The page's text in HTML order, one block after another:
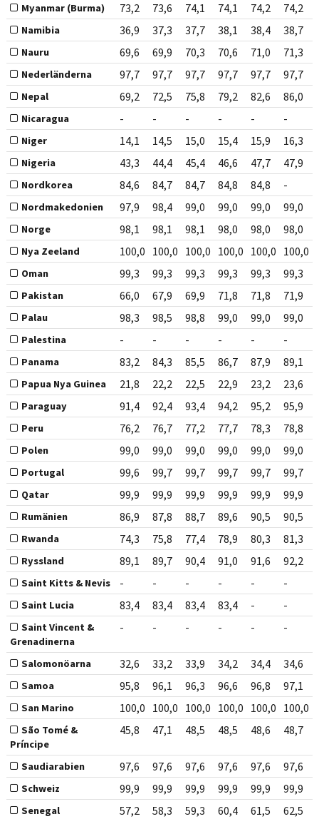
Myanmar (Burma) 73,2 73,6 74,1 74,1 74,2 74,2
Namibia 36,9 37,3 37,7 38,1 38,4 38,7
Nauru 69,6 69,9 70,3 70,6 71,0 71,3
Nederländerna 97,7 97,7 97,7 97,7 97,7 97,7
Nepal 69,2 72,5 75,8 79,2 82,6 86,0
Nicaragua - - - - - -
Niger 14,1 14,5 15,0 15,4 15,9 16,3
Nigeria 43,3 44,4 45,4 46,6 47,7 47,9
Nordkorea 84,6 84,7 84,7 84,8 84,8 -
Nordmakedonien 97,9 98,4 99,0 99,0 99,0 99,0
Norge 98,1 98,1 98,1 98,0 98,0 98,0
Nya Zeeland 100,0 100,0 100,0 100,0 100,0 100,0
Oman 99,3 99,3 99,3 99,3 99,3 99,3
Pakistan 66,0 67,9 69,9 71,8 71,8 71,9
Palau 98,3 98,5 98,8 99,0 99,0 99,0
Palestina - - - - - -
Panama 83,2 84,3 85,5 86,7 87,9 89,1
Papua Nya Guinea 21,8 22,2 22,5 22,9 23,2 23,6
Paraguay 91,4 92,4 93,4 94,2 95,2 95,9
Peru 76,2 76,7 77,2 77,7 78,3 78,8
Polen 99,0 99,0 99,0 99,0 99,0 99,0
Portugal 99,6 99,7 99,7 99,7 99,7 99,7
Qatar 99,9 99,9 99,9 99,9 99,9 99,9
Rumänien 86,9 87,8 88,7 89,6 90,5 90,5
Rwanda 74,3 75,8 77,4 78,9 80,3 81,3
Ryssland 89,1 89,7 90,4 91,0 91,6 92,2
Saint Kitts & Nevis - - - - - -
Saint Lucia 83,4 83,4 83,4 83,4 - -
Saint Vincent &
Grenadinerna
- - - - - -
Salomonöarna 32,6 33,2 33,9 34,2 34,4 34,6
Samoa 95,8 96,1 96,3 96,6 96,8 97,1
San Marino 100,0 100,0 100,0 100,0 100,0 100,0
São Tomé &
Príncipe
45,8 47,1 48,5 48,5 48,6 48,7
Saudiarabien 97,6 97,6 97,6 97,6 97,6 97,6
Schweiz 99,9 99,9 99,9 99,9 99,9 99,9
Senegal 57,2 58,3 59,3 60,4 61,5 62,5